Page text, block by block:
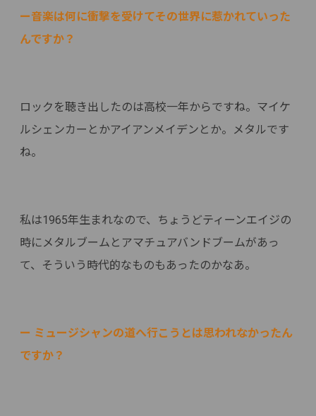
ー音楽は何に衝撃を受けてその世界に惹かれていった
んですか？
ロックを聴き出したのは高校一年からですね。マイケ
ルシェンカーとかアイアンメイデンとか。メタルです
ね。
私は1965年生まれなので、ちょうどティーンエイジの
時にメタルブームとアマチュアバンドブームがあっ
て、そういう時代的なものもあったのかなあ。
ー ミュージシャンの道へ行こうとは思われなかったん
ですか？